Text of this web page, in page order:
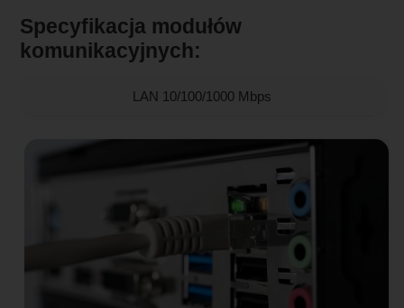
Specyfikacja modułów
komunikacyjnych:
LAN 10/100/1000 Mbps